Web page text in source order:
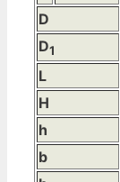
D
D1
L
H
h
b